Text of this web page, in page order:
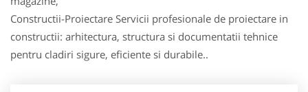
Constructii-Proiectare Servicii profesionale de proiectare in
constructii: arhitectura, structura si documentatii tehnice
pentru cladiri sigure, eficiente si durabile..